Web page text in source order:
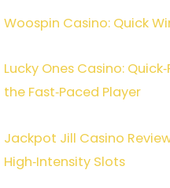
Woospin Casino: Quick
Lucky Ones Casino:
the Fast‑Paced Player
Jackpot Jill Casino
High‑Intensity Slots